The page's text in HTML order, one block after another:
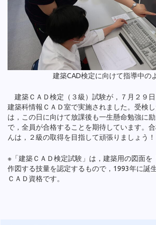
建築CAD検定に向けて指導中の
建築ＣＡＤ検定（３級）試験が，７月２９
建築科情報ＣＡＤ室で実施されました。受検
は，この日に向けて放課後も一生懸命勉強に
で，全員が合格することを期待しています。
んは，２級の取得を目指して頑張りましょう！
※「建築ＣＡＤ検定試験」は，建築用の図面を
作図する技量を認定するもので，1993年に誕
ＣＡＤ資格です。